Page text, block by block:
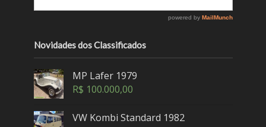
Novidades dos Classificados
MP Lafer 1979
R$ 100.000,00
VW Kombi Standard 1982